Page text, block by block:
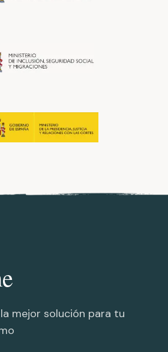
mejor solución para tu